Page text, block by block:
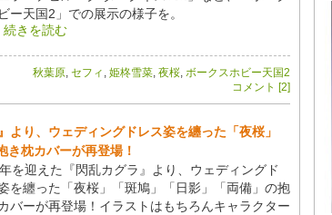
ー天国2」での展示の様子を。
続きを読む
秋葉原 セフィ 姫柊雪菜 夜桜 ボークスホビー天国2
コメント [2]
より、ウェディングドレス姿を纏った「夜桜」
き枕カバーが再登場！
を迎えた『閃乱カグラ』より、ウェディングド
を纏った「夜桜」「斑鳩」「日影」「両備」の抱
バーが再登場！イラストはもちろんキャラクター